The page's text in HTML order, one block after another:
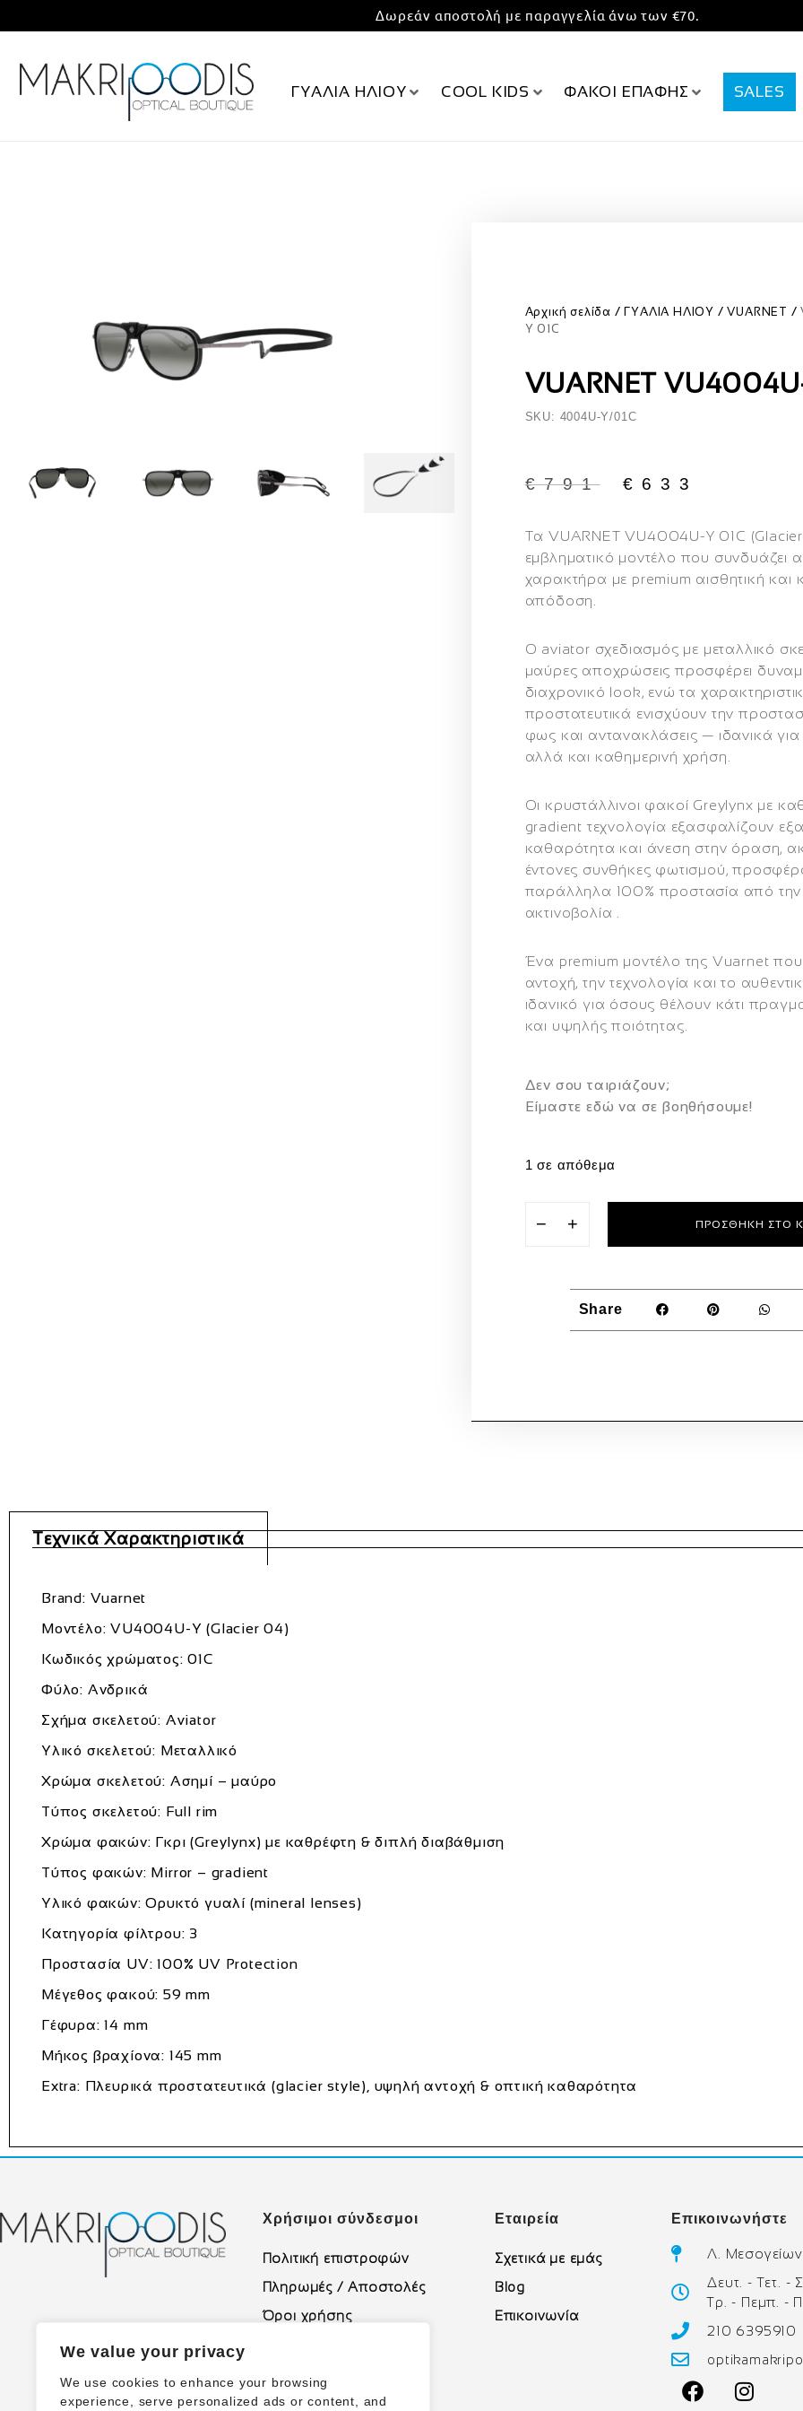
We value your privacy
We use cookies to enhance your browsing
experience, serve personalized ads or content, and
Δωρεάν αποστολή με παραγγελία άνω των €70.
ΓΥΑΛΙΑ ΗΛΙΟΥ COOL KIDS ΦΑΚΟΙ ΕΠΑΦΗΣ SALES
Αρχική σελίδα ΓΥΑΛΙΑ ΗΛΙΟΥ VUARNET
Y 01C
VUARNET
SKU: 4004U-Y/01C
€791 € 633
Τα VUARNET VU4004U-Y 01C (Glacier
εμβληματικό μοντέλο που συνδυάζει
χαρακτήρα με premium αισθητική και
απόδοση.
Ο aviator σχεδιασμός με μεταλλικό
μαύρες αποχρώσεις προσφέρει
διαχρονικό look, ενώ τα
προστατευτικά ενισχύουν την
φως και αντανακλάσεις — ιδανικά
αλλά και καθημερινή χρήση.
Οι κρυστάλλινοι φακοί Greylynx με
gradient τεχνολογία εξασφαλίζουν
καθαρότητα και άνεση στην όραση,
έντονες συνθήκες φωτισμού,
παράλληλα 100% προστασία από την
ακτινοβολία .
Ένα premium μοντέλο της Vuarnet που
αντοχή, την τεχνολογία και το
ιδανικό για όσους θέλουν κάτι
και υψηλής ποιότητας.
Δεν σου ταιριάζουν;
Eίμαστε εδώ να σε βοηθήσουμε!
1 σε απόθεμα
− + ΠΡΟΣΘΉΚΗ ΣΤΟ
Share
Τεχνικά Χαρακτηριστικά
Brand: Vuarnet
Μοντέλο: VU4004U-Y (Glacier 04)
Κωδικός χρώματος: 01C
Φύλο: Ανδρικά
Σχήμα σκελετού: Aviator
Υλικό σκελετού: Μεταλλικό
Χρώμα σκελετού: Ασημί – μαύρο
Τύπος σκελετού: Full rim
Χρώμα φακών: Γκρι (Greylynx) με καθρέφτη & διπλή διαβάθμιση
Τύπος φακών: Mirror – gradient
Υλικό φακών: Ορυκτό γυαλί (mineral lenses)
Κατηγορία φίλτρου: 3
Προστασία UV: 100% UV Protection
Μέγεθος φακού: 59 mm
Γέφυρα: 14 mm
Μήκος βραχίονα: 145 mm
Extra: Πλευρικά προστατευτικά (glacier style), υψηλή αντοχή & οπτική καθαρότητα
Χρήσιμοι σύνδεσμοι
Πολιτική επιστροφών
Πληρωμές / Αποστολές
Όροι χρήσης
Εταιρεία
Σχετικά με εμάς
Blog
Επικοινωνία
Επικοινωνήστε
Λ.
Δευτ. - Τετ. -
Τρ. - Πεμπ. -
210 6395910